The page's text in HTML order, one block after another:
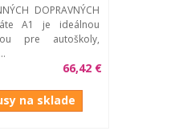
DOPRAVNÝCH
A1 je ideálnou
pre autoškoly,
66,42 €
na sklade